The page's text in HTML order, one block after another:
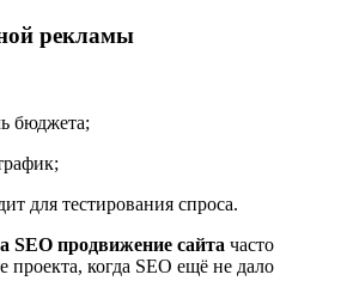
рекламы
бюджета;
для тестирования спроса.
SEO продвижение сайта часто
проекта, когда SEO ещё не дало